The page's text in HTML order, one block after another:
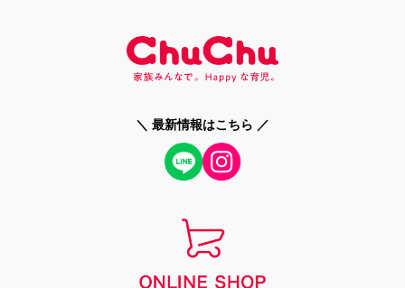
＼ 最新情報はこちら ／